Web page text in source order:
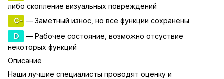
либо скопление визуальных повреждений
C- — Заметный износ, но все функции сохранены
D
— Рабочее состояние, возможно отсуствие
некоторых функций
Описание
Наши лучшие специалисты проводят оценку и